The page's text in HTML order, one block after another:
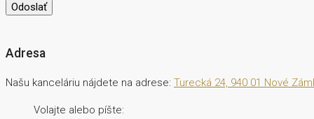
Odoslať
Adresa
Našu kanceláriu nájdete na adrese: Turecká 24, 940 01 Nové
Volajte alebo píšte: